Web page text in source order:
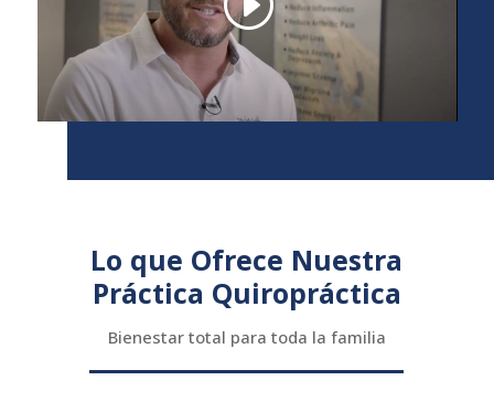
Lo que Ofrece Nuestra
Práctica Quiropráctica
Bienestar total para toda la familia